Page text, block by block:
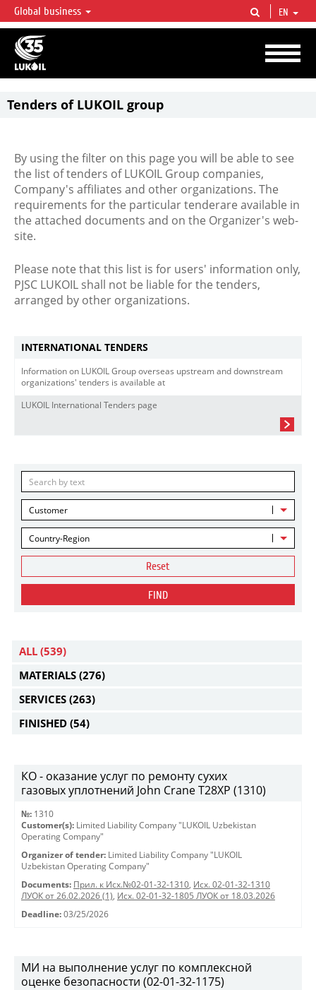
LUKOIL OVERVIEW
LUKOIL is one of the largest oil & gas vertical integrated companies in the world
accounting for over 2% of crude production and circa 1% of proved hydrocarbon
reserves globally.
Global business EN
Tenders of LUKOIL group
By using the filter on this page you will be able to see
the list of tenders of LUKOIL Group companies,
Company's affiliates and other organizations. The
requirements for the particular tenderare available in
the attached documents and on the Organizer's web-
site.
Please note that this list is for users' information only,
PJSC LUKOIL shall not be liable for the tenders,
arranged by other organizations.
INTERNATIONAL TENDERS
Information on LUKOIL Group overseas upstream and downstream
organizations' tenders is available at
LUKOIL International Tenders page
Customer
Country-Region
Reset
FIND
ALL (539)
MATERIALS (276)
SERVICES (263)
FINISHED (54)
КО - оказание услуг по ремонту сухих
газовых уплотнений John Crane T28XP (1310)
№: 1310
Customer(s): Limited Liability Company "LUKOIL Uzbekistan
Operating Company"
Organizer of tender: Limited Liability Company "LUKOIL
Uzbekistan Operating Company"
Documents: Прил. к Исх.№02-01-32-1310, Исх. 02-01-32-1310
ЛУОК от 26.02.2026 (1), Исх. 02-01-32-1805 ЛУОК от 18.03.2026
Deadline: 03/25/2026
МИ на выполнение услуг по комплексной
оценке безопасности (02-01-32-1175)